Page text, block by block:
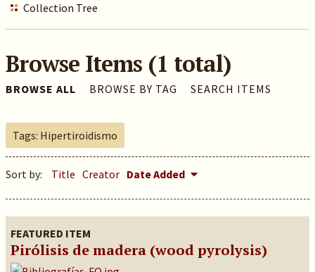
Collection Tree
Browse Items (1 total)
BROWSE ALL BROWSE BY TAG SEARCH ITEMS
Tags: Hipertiroidismo
Sort by: Title Creator Date Added
FEATURED ITEM
Pirólisis de madera (wood pyrolysis)